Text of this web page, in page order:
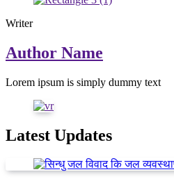
Writer
Author Name
Lorem ipsum is simply dummy text
Latest Updates